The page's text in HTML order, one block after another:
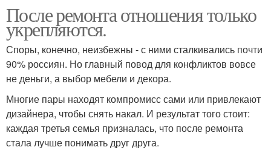
После ремонта отношения только
укрепляются.
Споры, конечно, неизбежны - с ними сталкивались почти
90% россиян. Но главный повод для конфликтов вовсе
не деньги, а выбор мебели и декора.
Многие пары находят компромисс сами или привлекают
дизайнера, чтобы снять накал. И результат того стоит:
каждая третья семья призналась, что после ремонта
стала лучше понимать друг друга.